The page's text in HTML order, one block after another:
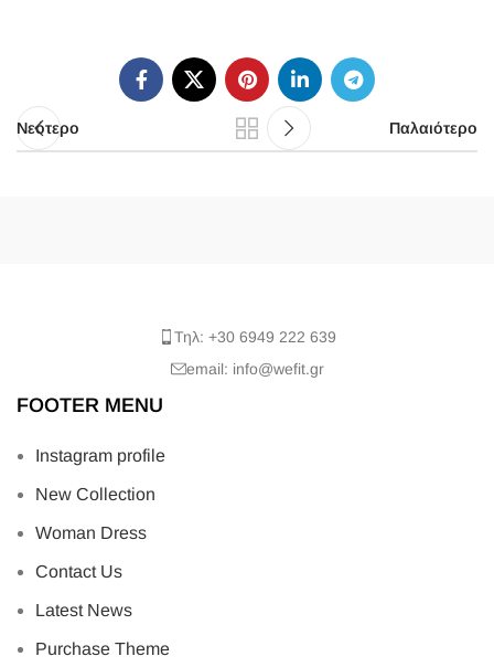
Νεότερο Παλαιότερο
Τηλ: +30 6949 222 639
email: info@wefit.gr
FOOTER MENU
Instagram profile
New Collection
Woman Dress
Contact Us
Latest News
Purchase Theme